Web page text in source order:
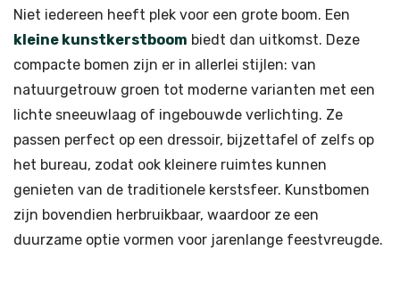
Niet iedereen heeft plek voor een grote boom. Een
kleine kunstkerstboom biedt dan uitkomst. Deze
compacte bomen zijn er in allerlei stijlen: van
natuurgetrouw groen tot moderne varianten met een
lichte sneeuwlaag of ingebouwde verlichting. Ze
passen perfect op een dressoir, bijzettafel of zelfs op
het bureau, zodat ook kleinere ruimtes kunnen
genieten van de traditionele kerstsfeer. Kunstbomen
zijn bovendien herbruikbaar, waardoor ze een
duurzame optie vormen voor jarenlange feestvreugde.